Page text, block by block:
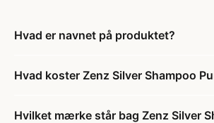
Hvad er navnet på produktet?
Hvad koster Zenz Silver Shampoo
Hvilket mærke står bag Zenz Silver